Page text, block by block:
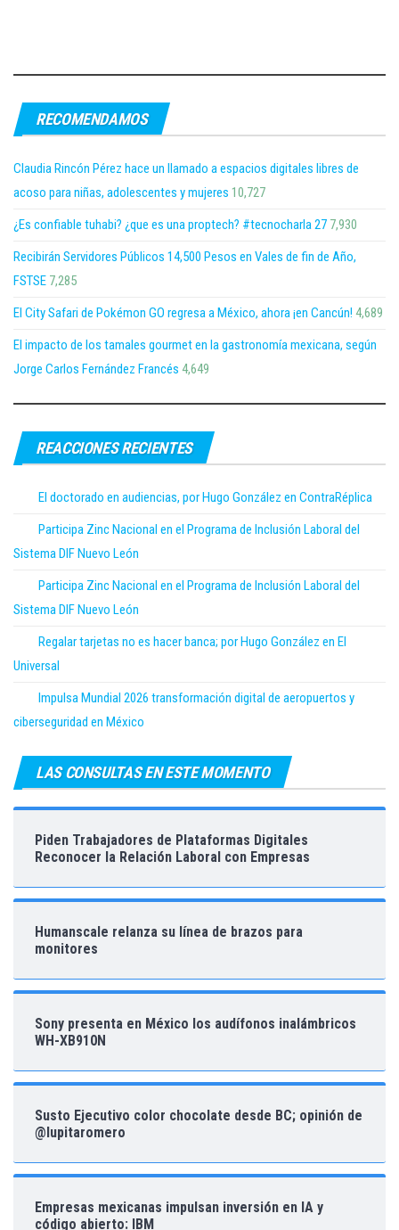
RECOMENDAMOS
Claudia Rincón Pérez hace un llamado a espacios digitales libres de
acoso para niñas, adolescentes y mujeres 10,727
¿Es confiable tuhabi? ¿que es una proptech? #tecnocharla 27 7,930
Recibirán Servidores Públicos 14,500 Pesos en Vales de fin de Año,
FSTSE 7,285
El City Safari de Pokémon GO regresa a México, ahora ¡en Cancún! 4,689
El impacto de los tamales gourmet en la gastronomía mexicana, según
Jorge Carlos Fernández Francés 4,649
REACCIONES RECIENTES
El doctorado en audiencias, por Hugo González en ContraRéplica
Participa Zinc Nacional en el Programa de Inclusión Laboral del
Sistema DIF Nuevo León
Participa Zinc Nacional en el Programa de Inclusión Laboral del
Sistema DIF Nuevo León
Regalar tarjetas no es hacer banca; por Hugo González en El
Universal
Impulsa Mundial 2026 transformación digital de aeropuertos y
ciberseguridad en México
LAS CONSULTAS EN ESTE MOMENTO
Piden Trabajadores de Plataformas Digitales
Reconocer la Relación Laboral con Empresas
Humanscale relanza su línea de brazos para
monitores
Sony presenta en México los audífonos inalámbricos
WH-XB910N
Susto Ejecutivo color chocolate desde BC; opinión de
@lupitaromero
Empresas mexicanas impulsan inversión en IA y
código abierto: IBM